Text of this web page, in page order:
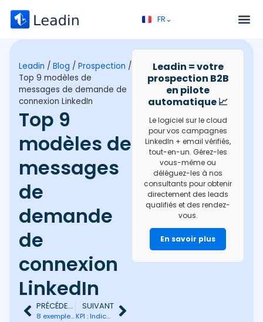
FR⌄
EN⌄
Leadin / Blog / Prospection /
Top 9 modèles de
messages de demande de
connexion LinkedIn
Top 9
modèles de
messages
de
demande
de
connexion
LinkedIn
PRÉCÉDENT
8 exemples de message InMail LinkedIn à fort taux de conversion
SUIVANT
KPI : Indicateurs de performance à suivre en prospection
Leadin = votre
prospection B2B
en pilote
automatique 📈
Le logiciel sur le cloud
pour vos campagnes
LinkedIn + email vérifiés,
tout-en-un. Gérez-les
vous-même ou
déléguez-les à nos
consultants pour obtenir
directement des leads
qualifiés et des rendez-
vous.
En savoir plus